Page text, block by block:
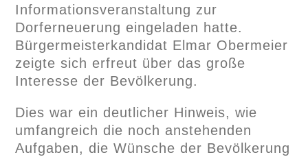
Informationsveranstaltung zur
Dorferneuerung eingeladen hatte.
Bürgermeisterkandidat Elmar Obermeier
zeigte sich erfreut über das große
Interesse der Bevölkerung.
Dies war ein deutlicher Hinweis, wie
umfangreich die noch anstehenden
Aufgaben, die Wünsche der Bevölkerung